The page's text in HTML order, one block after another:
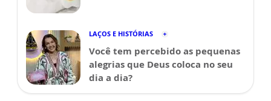
LAÇOS E HISTÓRIAS
Você tem percebido as pequenas
alegrias que Deus coloca no seu
dia a dia?